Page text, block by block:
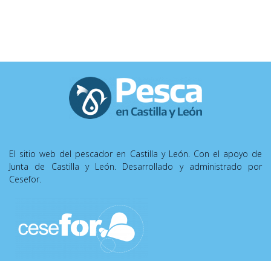
El sitio web del pescador en Castilla y León. Con el apoyo de
Junta de Castilla y León. Desarrollado y administrado por
Cesefor.